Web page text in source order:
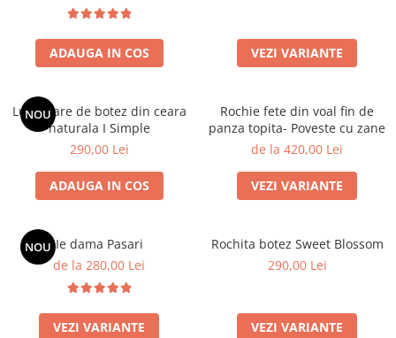
ADAUGA IN COS VEZI VARIANTE
NOU
Lumanare de botez din ceara
naturala I Simple
290,00 Lei
ADAUGA IN COS
Rochie fete din voal fin de
panza topita- Poveste cu zane
de la 420,00 Lei
VEZI VARIANTE
NOU Ie dama Pasari
de la 280,00 Lei
VEZI VARIANTE
Rochita botez Sweet Blossom
290,00 Lei
VEZI VARIANTE